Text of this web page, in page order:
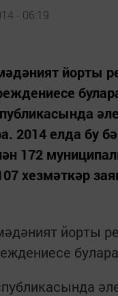
- 06:19
йорты
2014 елда бу
172
хезмәткәр
йорты